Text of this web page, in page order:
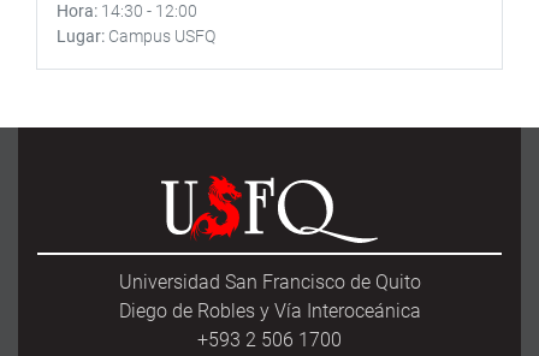
Hora 14:30 - 12:00
Lugar Campus USFQ
Universidad San Francisco de Quito
Diego de Robles y Vía Interoceánica
+593 2 506 1700